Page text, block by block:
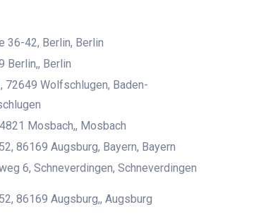
36-42, Berlin, Berlin
Berlin,, Berlin
72649 Wolfschlugen, Baden-
Mosbach,, Mosbach
86169 Augsburg, Bayern, Bayern
6, Schneverdingen, Schneverdingen
86169 Augsburg,, Augsburg